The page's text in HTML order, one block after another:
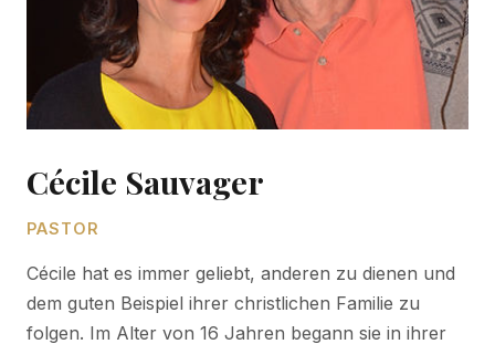
Cécile Sauvager
PASTOR
Cécile hat es immer geliebt, anderen zu dienen und
dem guten Beispiel ihrer christlichen Familie zu
folgen. Im Alter von 16 Jahren begann sie in ihrer